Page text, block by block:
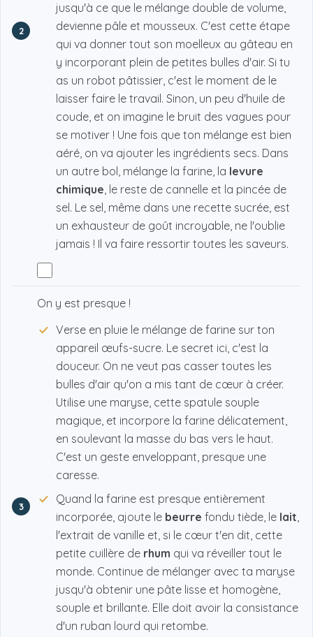
2
jusqu'à ce que le mélange double de volume,
devienne pâle et mousseux. C'est cette étape
qui va donner tout son moelleux au gâteau en
y incorporant plein de petites bulles d'air. Si tu
as un robot pâtissier, c'est le moment de le
laisser faire le travail. Sinon, un peu d'huile de
coude, et on imagine le bruit des vagues pour
se motiver ! Une fois que ton mélange est bien
aéré, on va ajouter les ingrédients secs. Dans
un autre bol, mélange la farine, la levure
chimique, le reste de cannelle et la pincée de
sel. Le sel, même dans une recette sucrée, est
un exhausteur de goût incroyable, ne l'oublie
jamais ! Il va faire ressortir toutes les saveurs.
3
On y est presque !
Verse en pluie le mélange de farine sur ton
appareil œufs-sucre. Le secret ici, c'est la
douceur. On ne veut pas casser toutes les
bulles d'air qu'on a mis tant de cœur à créer.
Utilise une maryse, cette spatule souple
magique, et incorpore la farine délicatement,
en soulevant la masse du bas vers le haut.
C'est un geste enveloppant, presque une
caresse.
Quand la farine est presque entièrement
incorporée, ajoute le beurre fondu tiède, le lait,
l'extrait de vanille et, si le cœur t'en dit, cette
petite cuillère de rhum qui va réveiller tout le
monde. Continue de mélanger avec ta maryse
jusqu'à obtenir une pâte lisse et homogène,
souple et brillante. Elle doit avoir la consistance
d'un ruban lourd qui retombe.